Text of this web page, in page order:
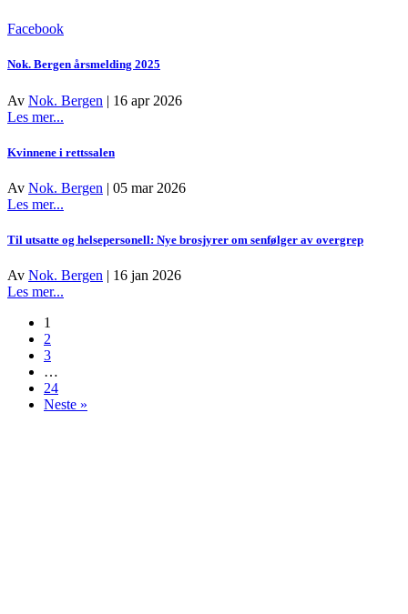
Facebook
Nok. Bergen årsmelding 2025
Av Nok. Bergen | 16 apr 2026
Les mer...
Bergen
2025
Kvinnene i rettssalen
Av Nok. Bergen | 05 mar 2026
Les mer...
i
Til utsatte og helsepersonell: Nye brosjyrer om senfølger av overgrep
Av Nok. Bergen | 16 jan 2026
Les mer...
om
1
2
3
…
24
Neste »